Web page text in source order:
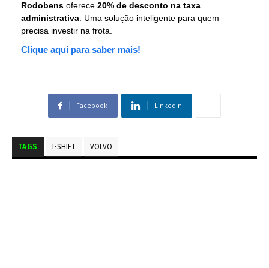
Rodobens oferece 20% de desconto na taxa
administrativa . Uma solução inteligente para quem
precisa investir na frota.
Clique aqui para saber mais!
Facebook Linkedin
TAGS I-SHIFT VOLVO